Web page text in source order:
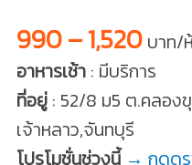
990 – 1,520บาท/
อาหารเช้า: มีบริการ
ที่อยู่: 52/8 ม5 ต.คลอง
เจ้าหลาว,จันทบุรี
โปรโมชั่นช่วงนี้ → กดดูร